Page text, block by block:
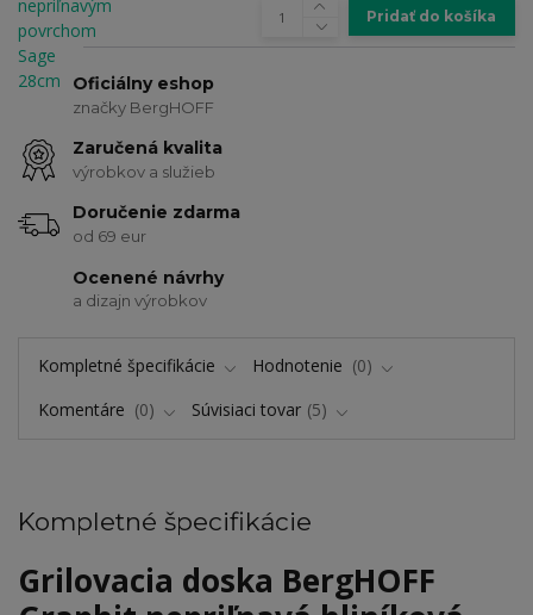
Pridať do košíka
Oficiálny eshop
značky BergHOFF
Zaručená kvalita
výrobkov a služieb
Doručenie zdarma
od 69 eur
Ocenené návrhy
a dizajn výrobkov
Kompletné špecifikácie Hodnotenie
0
Komentáre
0 Súvisiaci tovar 5
Kompletné špecifikácie
Grilovacia doska BergHOFF